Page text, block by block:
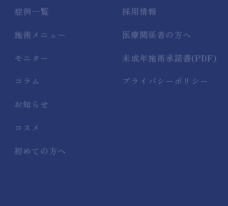
症例一覧
施術メニュー
モニター
コラム
お知らせ
コスメ
初めての方へ
採用情報
医療関係者の方へ
未成年施術承諾書(PDF)
プライバシーポリシー